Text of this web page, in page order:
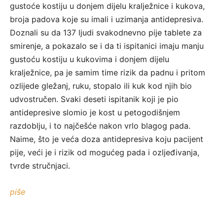
gustoće kostiju u donjem dijelu kralježnice i kukova,
broja padova koje su imali i uzimanja antidepresiva.
Doznali su da 137 ljudi svakodnevno pije tablete za
smirenje, a pokazalo se i da ti ispitanici imaju manju
gustoću kostiju u kukovima i donjem dijelu
kralježnice, pa je samim time rizik da padnu i pritom
ozlijede gležanj, ruku, stopalo ili kuk kod njih bio
udvostručen. Svaki deseti ispitanik koji je pio
antidepresive slomio je kost u petogodišnjem
razdoblju, i to najčešće nakon vrlo blagog pada.
Naime, što je veća doza antidepresiva koju pacijent
pije, veći je i rizik od mogućeg pada i ozljeđivanja,
tvrde stručnjaci.
piše